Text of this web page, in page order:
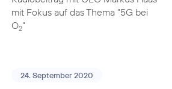
mit Fokus auf das Thema "5G bei
O2"
24. September 2020